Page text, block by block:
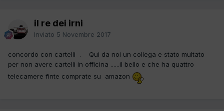
il re dei irni
Inviato 5 Novembre 2017
concordo con cartelli . Qui da noi un collega e stato multato
per non avere cartelli in officina ......il bello e che ha quattro
telecamere finte comprate su amazon